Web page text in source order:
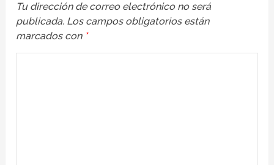
Tu dirección de correo electrónico no será
publicada. Los campos obligatorios están
marcados con *